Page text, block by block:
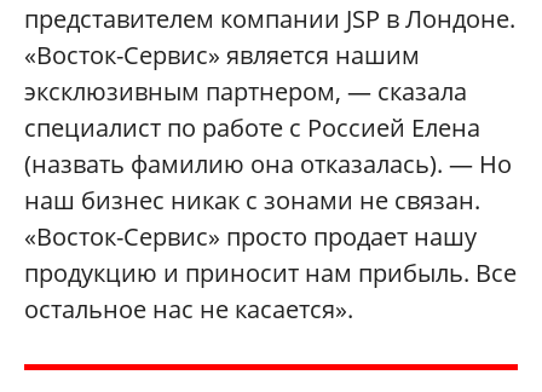
представителем компании JSP в Лондоне.
«Восток-Сервис» является нашим
эксклюзивным партнером, — сказала
специалист по работе с Россией Елена
(назвать фамилию она отказалась). — Но
наш бизнес никак с зонами не связан.
«Восток-Сервис» просто продает нашу
продукцию и приносит нам прибыль. Все
остальное нас не касается».